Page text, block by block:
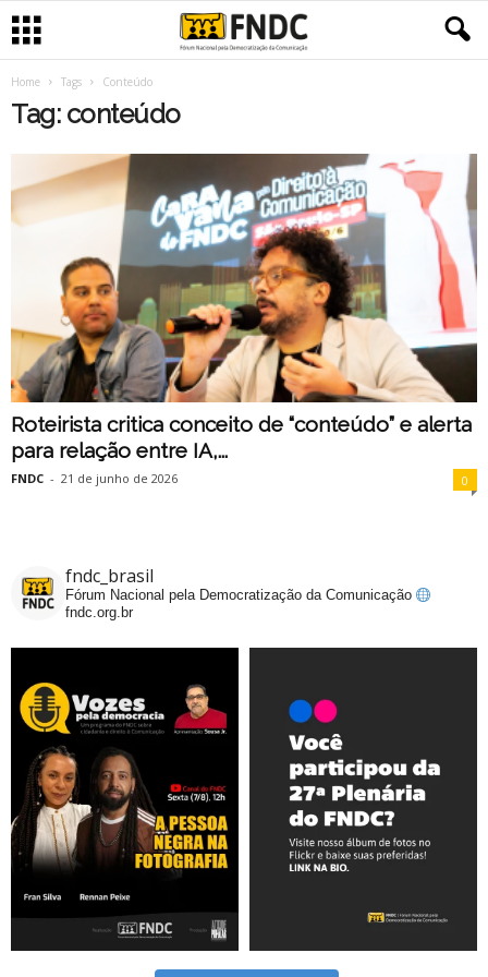
Home Tags Conteúdo
Tag: conteúdo
Roteirista critica conceito de “conteúdo” e alerta
para relação entre IA,...
FNDC - 21 de junho de 2026 0
fndc_brasil
Fórum Nacional pela Democratização da Comunicação
fndc.org.br